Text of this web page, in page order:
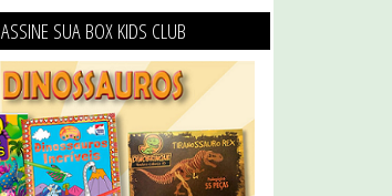
ASSINE SUA BOX KIDS CLUB